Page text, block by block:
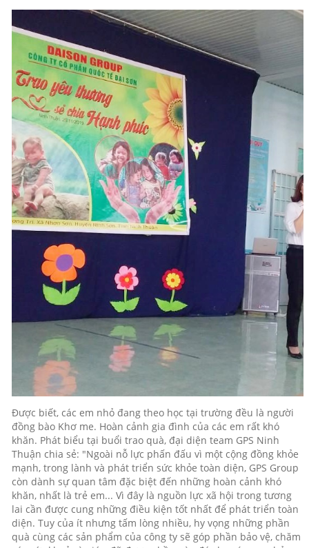
Được biết, các em nhỏ đang theo học tại trường đều là người
đồng bào Khơ me. Hoàn cảnh gia đình của các em rất khó
khăn. Phát biểu tại buổi trao quà, đại diện team GPS Ninh
Thuận chia sẻ: "Ngoài nỗ lực phấn đấu vì một cộng đồng khỏe
mạnh, trong lành và phát triển sức khỏe toàn diện, GPS Group
còn dành sự quan tâm đặc biệt đến những hoàn cảnh khó
khăn, nhất là trẻ em... Vì đây là nguồn lực xã hội trong tương
lai cần được cung những điều kiện tốt nhất để phát triển toàn
diện. Tuy của ít nhưng tấm lòng nhiều, hy vọng những phần
quà cùng các sản phẩm của công ty sẽ góp phần bảo vệ, chăm